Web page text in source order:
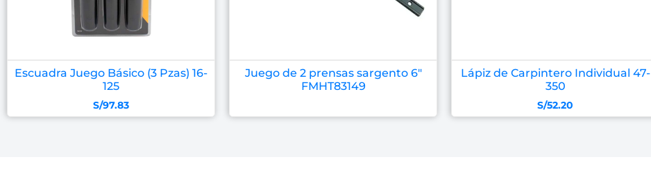
Escuadra Juego Básico (3 Pzas) 16-
125
S/97.83
Juego de 2 prensas sargento 6″
FMHT83149
Lápiz de Carpintero Individual 47-
350
S/52.20